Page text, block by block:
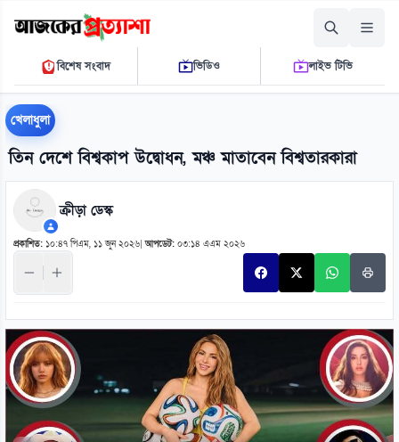
শনিবার, ০৮ আগস্ট ২০২৬
১১:০৩:৩০ পি.এম.THE DAILY AJKER PROTTASHA
বিশেষ সংবাদ ভিডিও লাইভ টিভি
খেলাধুলা
তিন দেশে বিশ্বকাপ উদ্বোধন, মঞ্চ মাতাবেন বিশ্বতারকারা
ক্রীড়া ডেস্ক
প্রকাশিত: ১০:৪৭ পিএম, ১১ জুন ২০২৬ |আপডেট: ০৩:১৪ এএম ২০২৬